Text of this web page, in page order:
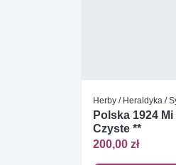
Herby / Heraldyka /
Polska 1924 Mi
Czyste **
200,00 zł